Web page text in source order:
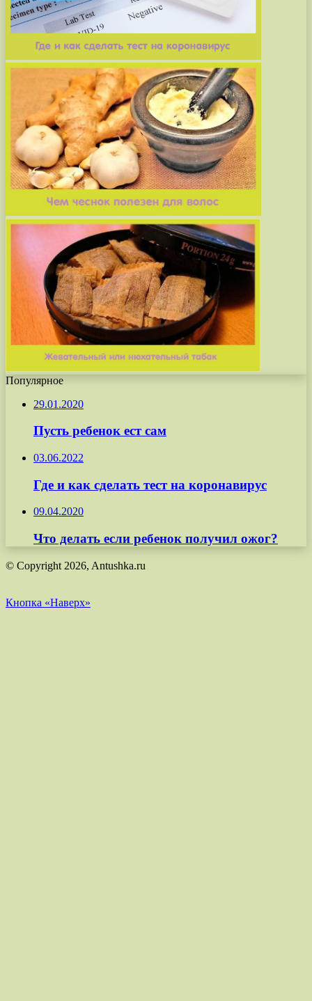
Популярное
29.01.2020
Пусть ребенок ест сам
03.06.2022
Где и как сделать тест на коронавирус
09.04.2020
Что делать если ребенок получил ожог?
© Copyright 2026, Antushka.ru
Кнопка «Наверх»